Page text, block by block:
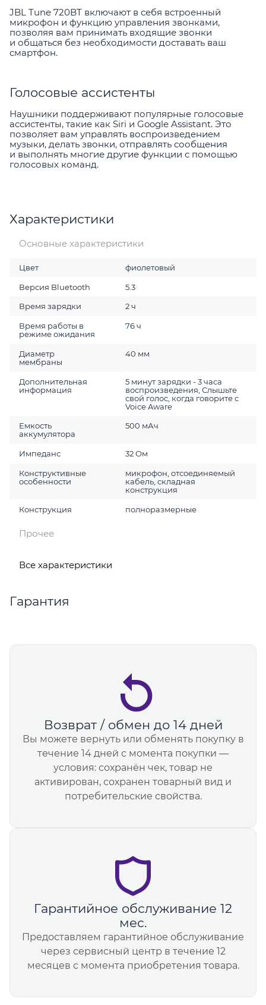
JBL Tune 720BT включают в себя встроенный
микрофон и функцию управления звонками,
позволяя вам принимать входящие звонки
и общаться без необходимости доставать ваш
смартфон.
Голосовые ассистенты
Наушники поддерживают популярные голосовые
ассистенты, такие как Siri и Google Assistant. Это
позволяет вам управлять воспроизведением
музыки, делать звонки, отправлять сообщения
и выполнять многие другие функции с помощью
голосовых команд.
Характеристики
Основные характеристики
Цвет фиолетовый
Версия Bluetooth 5.3
Время зарядки 2 ч
Время работы в
режиме ожидания
76 ч
Диаметр
мембраны
40 мм
Дополнительная
информация
5 минут зарядки - 3 часа
воспроизведения, Слышьте
свой голос, когда говорите с
Voice Aware
Емкость
аккумулятора
500 мАч
Импеданс 32 Ом
Конструктивные
особенности
микрофон, отсоединяемый
кабель, складная
конструкция
Конструкция полноразмерные
Прочее
Все характеристики
Гарантия
Возврат / обмен до 14 дней
Вы можете вернуть или обменять покупку в
течение 14 дней с момента покупки —
условия: сохранён чек, товар не
активирован, сохранен товарный вид и
потребительские свойства.
Гарантийное обслуживание 12
мес.
Предоставляем гарантийное обслуживание
через сервисный центр в течение 12
месяцев с момента приобретения товара.